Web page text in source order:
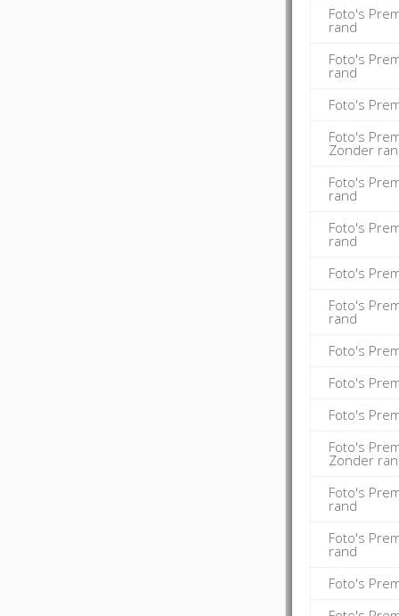
Foto's
rand
Foto's
rand
Foto's
Foto's
Zonder
Foto's
rand
Foto's
rand
Foto's
Foto's
rand
Foto's
Foto's
Foto's
Foto's
Zonder
Foto's
rand
Foto's
rand
Foto's